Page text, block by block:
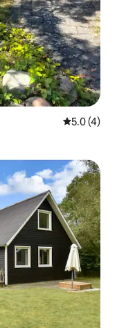
5 पैकी 5.0
5.0 (4)